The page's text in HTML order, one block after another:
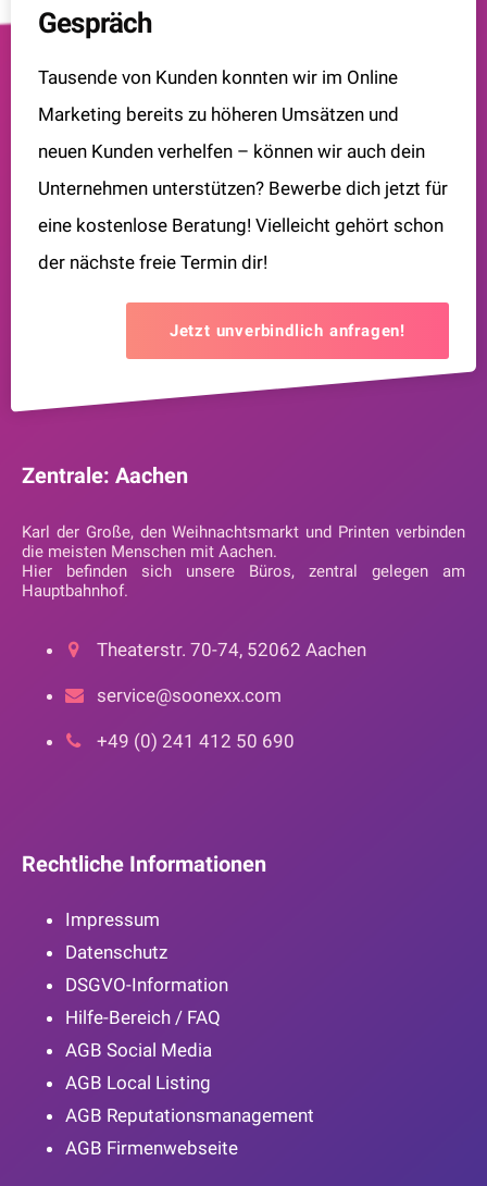
Gespräch
Tausende von Kunden konnten wir im Online
Marketing bereits zu höheren Umsätzen und
neuen Kunden verhelfen – können wir auch dein
Unternehmen unterstützen? Bewerbe dich jetzt für
eine kostenlose Beratung! Vielleicht gehört schon
der nächste freie Termin dir!
Jetzt unverbindlich anfragen!
Zentrale: Aachen
Karl der Große, den Weihnachtsmarkt und Printen verbinden
die meisten Menschen mit Aachen.
Hier befinden sich unsere Büros, zentral gelegen am
Hauptbahnhof.
Theaterstr. 70-74, 52062 Aachen
service@soonexx.com
+49 (0) 241 412 50 690
Rechtliche Informationen
Impressum
Datenschutz
DSGVO-Information
Hilfe-Bereich / FAQ
AGB Social Media
AGB Local Listing
AGB Reputationsmanagement
AGB Firmenwebseite